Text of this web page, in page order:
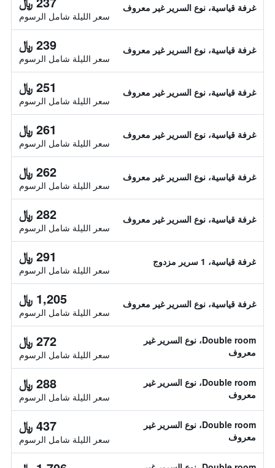
غرفة قياسية، نوع السرير غير معروف
سعر الليلة شامل الرسوم
غرفة قياسية، نوع السرير غير معروف 239 ﷼
سعر الليلة شامل الرسوم
غرفة قياسية، نوع السرير غير معروف 251 ﷼
سعر الليلة شامل الرسوم
غرفة قياسية، نوع السرير غير معروف 261 ﷼
سعر الليلة شامل الرسوم
غرفة قياسية، نوع السرير غير معروف 262 ﷼
سعر الليلة شامل الرسوم
غرفة قياسية، نوع السرير غير معروف 282 ﷼
سعر الليلة شامل الرسوم
غرفة قياسية، 1 سرير مزدوج 291 ﷼
سعر الليلة شامل الرسوم
غرفة قياسية، نوع السرير غير معروف 1,205 ﷼
سعر الليلة شامل الرسوم
Double room، نوع السرير غير
معروف
272 ﷼
سعر الليلة شامل الرسوم
Double room، نوع السرير غير
معروف
288 ﷼
سعر الليلة شامل الرسوم
Double room، نوع السرير غير
معروف
437 ﷼
سعر الليلة شامل الرسوم